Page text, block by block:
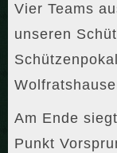
Vier Teams
unseren
Am Ende
Punkt